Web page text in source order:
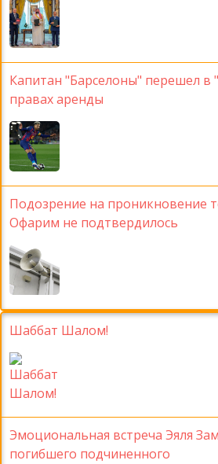
Капитан "Барселоны" перешел в
правах аренды
Подозрение на проникновение
Офарим не подтвердилось
Шаббат Шалом!
Эмоциональная встреча Эяля
погибшего подчиненного